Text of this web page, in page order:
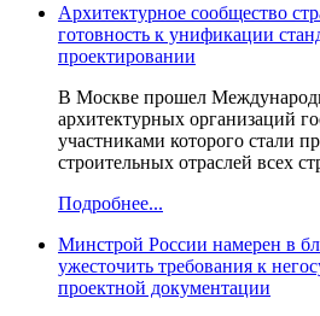
Архитектурное сообщество
готовность к унификации
проектировании
В Москве прошел
архитектурных организаций
участниками которого стали
строительных отраслей всех
Подробнее...
Минстрой России намерен в
ужесточить требования к
проектной документации